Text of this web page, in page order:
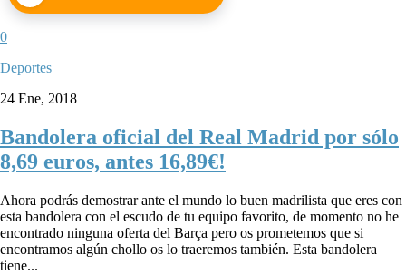
0
Deportes
24 Ene, 2018
Bandolera oficial del Real Madrid por sólo
8,69 euros, antes 16,89€!
Ahora podrás demostrar ante el mundo lo buen madrilista que eres con
esta bandolera con el escudo de tu equipo favorito, de momento no he
encontrado ninguna oferta del Barça pero os prometemos que si
encontramos algún chollo os lo traeremos también. Esta bandolera
tiene...